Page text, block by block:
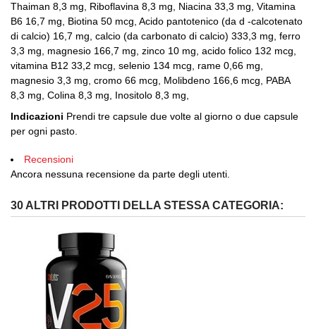
Thaiman 8,3 mg, Riboflavina 8,3 mg, Niacina 33,3 mg, Vitamina
B6 16,7 mg, Biotina 50 mcg, Acido pantotenico (da d -calcotenato
di calcio) 16,7 mg, calcio (da carbonato di calcio) 333,3 mg, ferro
3,3 mg, magnesio 166,7 mg, zinco 10 mg, acido folico 132 mcg,
vitamina B12 33,2 mcg, selenio 134 mcg, rame 0,66 mg,
magnesio 3,3 mg, cromo 66 mcg, Molibdeno 166,6 mcg, PABA
8,3 mg, Colina 8,3 mg, Inositolo 8,3 mg,
Indicazioni Prendi tre capsule due volte al giorno o due capsule
per ogni pasto.
Recensioni
Ancora nessuna recensione da parte degli utenti.
30 ALTRI PRODOTTI DELLA STESSA CATEGORIA: